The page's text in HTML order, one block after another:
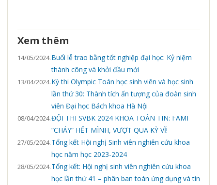
Xem thêm
14/05/2024.Buổi lễ trao bằng tốt nghiệp đại học: Kỷ niệm
thành công và khởi đầu mới
13/04/2024.Kỳ thi Olympic Toán học sinh viên và học sinh
lần thứ 30: Thành tích ấn tượng của đoàn sinh
viên Đại học Bách khoa Hà Nội
08/04/2024.ĐỘI THI SVBK 2024 KHOA TOÁN TIN: FAMI
“CHÁY” HẾT MÌNH, VƯỢT QUA KỲ VĨ!
27/05/2024.Tổng kết Hội nghị Sinh viên nghiên cứu khoa
học năm học 2023-2024
28/05/2024.Tổng kết: Hội nghị sinh viên nghiên cứu khoa
học lần thứ 41 – phân ban toán ứng dụng và tin